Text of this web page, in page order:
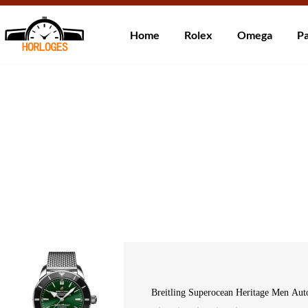
Over onsContactKlantbeoordelingen
Home Rolex Omega
Breitling Superocean Heritage Men